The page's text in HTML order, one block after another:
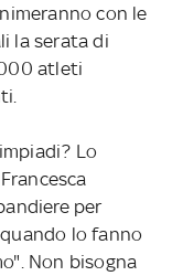
con le
la serata di
atleti
Lo
per
lo fanno
Non bisogna